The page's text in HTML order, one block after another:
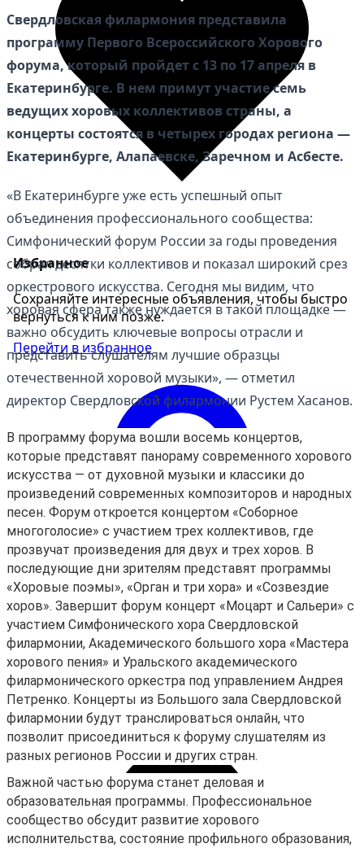
Избранное
Сохраняйте интересные объявления, чтобы быстро
вернуться к ним позже.
Перейти в избранное
Войти
Свердловская филармония представила
программу Первого Всероссийского Хорового
форума, который пройдет с 13 по 17 апреля в
Екатеринбурге. В нем примут участие семь
ведущих хоровых коллективов страны, а
концерты состоятся в четырех городах региона —
Екатеринбурге, Алапаевске, Заречном и Асбесте.
«В Екатеринбурге уже есть успешный опыт
объединения профессионального сообщества:
Симфонический форум России за годы проведения
собрал десятки коллективов и показал широкий срез
оркестрового искусства. Сегодня мы видим, что
хоровая сфера также нуждается в такой площадке —
важно обсудить ключевые вопросы отрасли и
представить слушателям лучшие образцы
отечественной хоровой музыки», — отметил
директор Свердловской филармонии Рустем Хасанов.
В программу форума вошли восемь концертов,
которые представят панораму современного хорового
искусства — от духовной музыки и классики до
произведений современных композиторов и народных
песен. Форум откроется концертом «Соборное
многоголосие» с участием трех коллективов, где
прозвучат произведения для двух и трех хоров. В
последующие дни зрителям представят программы
«Хоровые поэмы», «Орган и три хора» и «Созвездие
хоров». Завершит форум концерт «Моцарт и Сальери» с
участием Симфонического хора Свердловской
филармонии, Академического большого хора «Мастера
хорового пения» и Уральского академического
филармонического оркестра под управлением Андрея
Петренко. Концерты из Большого зала Свердловской
филармонии будут транслироваться онлайн, что
позволит присоединиться к форуму слушателям из
разных регионов России и других стран.
Важной частью форума станет деловая и
образовательная программы. Профессиональное
сообщество обсудит развитие хорового
исполнительства, состояние профильного образования,